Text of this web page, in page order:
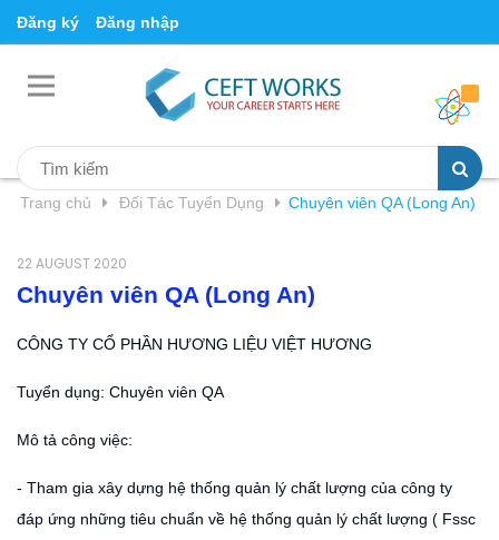
Đăng ký Đăng nhập
Trang chủ Đối Tác Tuyển Dụng Chuyên viên QA (Long An)
22 AUGUST 2020
Chuyên viên QA (Long An)
CÔNG TY CỔ PHẦN HƯƠNG LIỆU VIỆT HƯƠNG
Tuyển dụng: Chuyên viên QA
Mô tả công việc:
- Tham gia xây dựng hệ thống quản lý chất lượng của công ty
đáp ứng những tiêu chuẩn về hệ thống quản lý chất lượng ( Fssc